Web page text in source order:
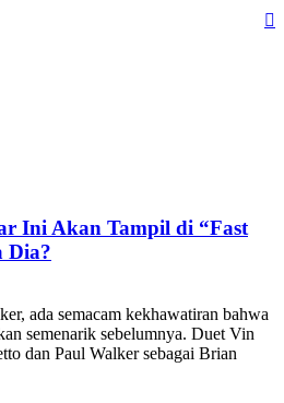

Ini Akan Tampil di “Fast
Dia?
ada semacam kekhawatiran bahwa
semenarik sebelumnya. Duet Vin
dan Paul Walker sebagai Brian